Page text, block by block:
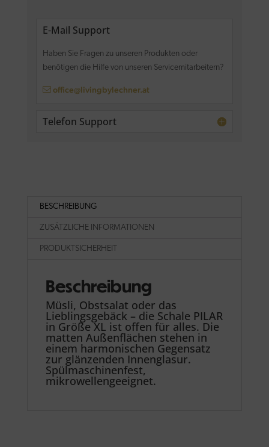
E-Mail Support
Haben Sie Fragen zu unseren Produkten oder
benötigen die Hilfe von unseren Servicemitarbeitern?
office@livingbylechner.at
Telefon Support
BESCHREIBUNG
ZUSÄTZLICHE INFORMATIONEN
PRODUKTSICHERHEIT
Beschreibung
Müsli, Obstsalat oder das
Lieblingsgebäck – die Schale PILAR
in Größe XL ist offen für alles. Die
matten Außenflächen stehen in
einem harmonischen Gegensatz
zur glänzenden Innenglasur.
Spülmaschinenfest,
mikrowellengeeignet.